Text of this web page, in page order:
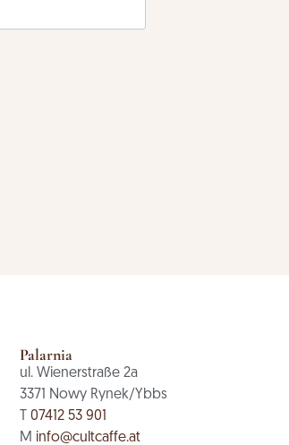
Palarnia
ul. Wienerstraße 2a
3371 Nowy Rynek/Ybbs
T 07412 53 901
M info@cultcaffe.at